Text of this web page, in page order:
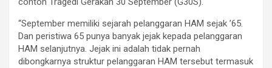
“September memiliki sejarah pelanggaran HAM sejak ’65.
Dan peristiwa 65 punya banyak jejak kepada pelanggaran
HAM selanjutnya. Jejak ini adalah tidak pernah
dibongkarnya struktur pelanggaran HAM tersebut termasuk